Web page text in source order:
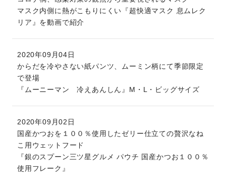
マスク内側に熱がこもりにくい『超快適マスク 息ムレク
リア』を動画で紹介
2020年09月04日
からだを冷やさない紙パンツ、ムーミン柄にて季節限定
で登場
『ムーニーマン 冷えあんしん』M・L・ビッグサイズ
2020年09月02日
国産かつおを１００％使用したゼリー仕立ての贅沢なね
こ用ウェットフード
『銀のスプーン三ツ星グルメ パウチ 国産かつお１００％
使用フレーク』